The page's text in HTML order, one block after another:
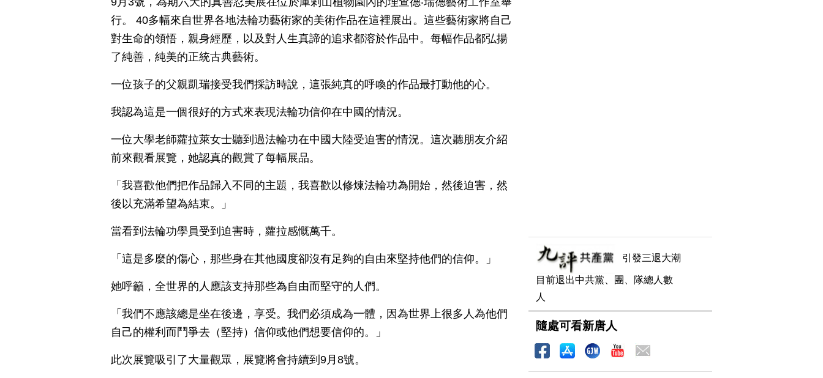
行。 40多幅來自世界各地法輪功藝術家的美術作品在這裡展出。這些藝術家將自己
對生命的領悟，親身經歷，以及對人生真諦的追求都溶於作品中。每幅作品都弘揚
了純善，純美的正統古典藝術。
一位孩子的父親凱瑞接受我們採訪時說，這張純真的呼喚的作品最打動他的心。
我認為這是一個很好的方式來表現法輪功信仰在中國的情況。
一位大學老師蘿拉萊女士聽到過法輪功在中國大陸受迫害的情況。這次聽朋友介紹
前來觀看展覽，她認真的觀賞了每幅展品。
「我喜歡他們把作品歸入不同的主題，我喜歡以修煉法輪功為開始，然後迫害，然
後以充滿希望為結束。」
當看到法輪功學員受到迫害時，蘿拉感慨萬千。
「這是多麼的傷心，那些身在其他國度卻沒有足夠的自由來堅持他們的信仰。」
她呼籲，全世界的人應該支持那些為自由而堅守的人們。
「我們不應該總是坐在後邊，享受。我們必須成為一體，因為世界上很多人為他們
自己的權利而鬥爭去（堅持）信仰或他們想要信仰的。」
此次展覽吸引了大量觀眾，展覽將會持續到9月8號。
引發三退大潮
目前退出中共黨、團、隊總人數
人
隨處可看新唐人